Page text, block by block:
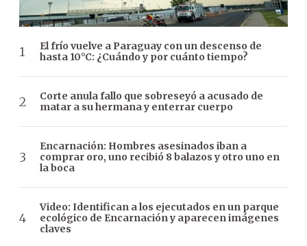
El frío vuelve a Paraguay con un descenso de
hasta 10°C: ¿Cuándo y por cuánto tiempo?
Corte anula fallo que sobreseyó a acusado de
matar a su hermana y enterrar cuerpo
Encarnación: Hombres asesinados iban a
comprar oro, uno recibió 8 balazos y otro uno en
la boca
Video: Identifican a los ejecutados en un parque
ecológico de Encarnación y aparecen imágenes
claves